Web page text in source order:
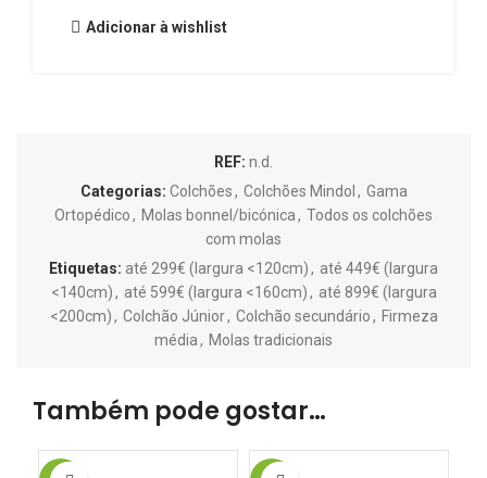
Adicionar à wishlist
REF: n.d.
Categorias: Colchões, Colchões Mindol , Gama
Ortopédico, Molas bonnel/bicónica, Todos os colchões
com molas
Etiquetas: até 299€ (largura <120cm), até 449€ (largura
<140cm), até 599€ (largura <160cm), até 899€ (largura
<200cm), Colchão Júnior, Colchão secundário, Firmeza
média, Molas tradicionais
Também pode gostar…